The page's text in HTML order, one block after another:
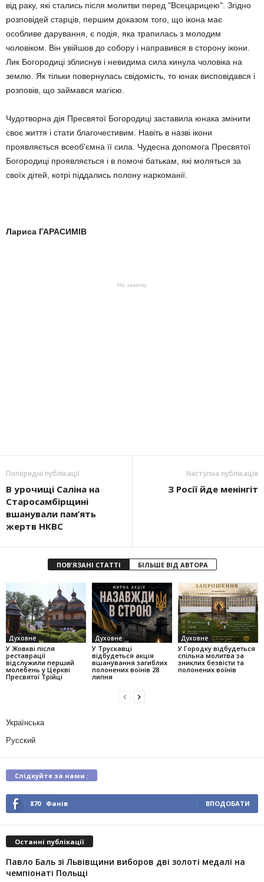
від раку, які стались після молитви перед "Всецарицею". Згідно
розповідей старців, першим доказом того, що ікона має
особливе дарування, є подія, яка трапилась з молодим
чоловіком. Він увійшов до собору і направився в сторону ікони.
Лик Богородиці зблиснув і невидима сила кинула чоловіка на
землю. Як тільки повернулась свідомість, то юнак висповідався і
розповів, що займався магією.
Чудотворна дія Пресвятої Богородиці заставила юнака змінити
своє життя і стати благочестивим. Навіть в назві ікони
проявляється всеоб'ємна її сила. Чудесна допомога Пресвятої
Богородиці проявляється і в помочі батькам, які моляться за
своїх дітей, котрі піддались полону наркоманії.
Лариса ГАРАСИМІВ
На замітку
Попередні публікації
В урочищі Саліна на
Старосамбірщині
вшанували пам’ять
жертв НКВС
Наступна публікація
З Росії йде менінгіт
ПОВ'ЯЗАНІ СТАТТІ БІЛЬШЕ ВІД АВТОРА
Духовне
У Жовкві після
реставрації
відслужили перший
молебень у Церкві
Пресвятої Трійці
Духовне
У Трускавці
відбудеться акція
вшанування загиблих
полонених воїнів 28
липня
Духовне
У Городку відбудеться
спільна молитва за
зниклих безвісти та
полонених воїнів
Українська
Русский
Слідкуйте за нами :
870 Фанів ВПОДОБАТИ
Останні публікації
Павло Баль зі Львівщини виборов дві золоті медалі на
чемпіонаті Польщі